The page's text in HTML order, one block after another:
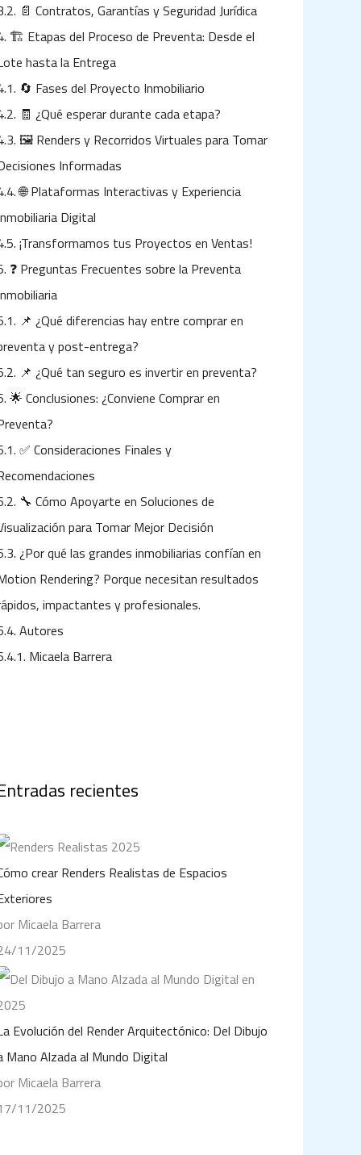
📄 Contratos, Garantías y Seguridad Jurídica
🏗️ Etapas del Proceso de Preventa: Desde el
hasta la Entrega
🔄 Fases del Proyecto Inmobiliario
🧾 ¿Qué esperar durante cada etapa?
🖼️ Renders y Recorridos Virtuales para Tomar
Informadas
🌐 Plataformas Interactivas y Experiencia
Digital
¡Transformamos tus Proyectos en Ventas!
❓ Preguntas Frecuentes sobre la Preventa
📌 ¿Qué diferencias hay entre comprar en
y post-entrega?
📌 ¿Qué tan seguro es invertir en preventa?
🌟 Conclusiones: ¿Conviene Comprar en
✅ Consideraciones Finales y
🔧 Cómo Apoyarte en Soluciones de
para Tomar Mejor Decisión
¿Por qué las grandes inmobiliarias confían en
Rendering? Porque necesitan resultados
impactantes y profesionales.
Autores
Micaela Barrera
recientes
crear Renders Realistas de Espacios
Micaela Barrera
11/2025
Evolución del Render Arquitectónico: Del Dibujo
Mano Alzada al Mundo Digital
Micaela Barrera
11/2025